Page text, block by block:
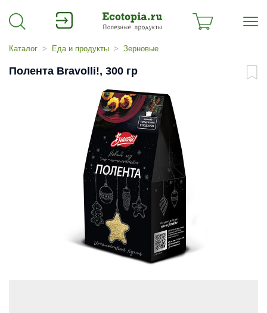
Каталог Еда и продукты Зерновые
Полента Bravolli!, 300 гр